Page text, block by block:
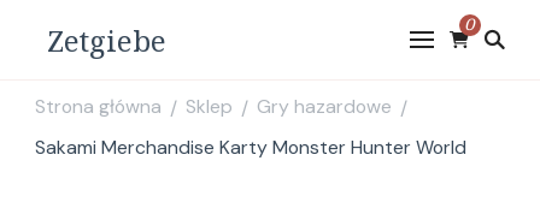
Zetgiebe 0
Strona główna / Sklep / Gry hazardowe /
Sakami Merchandise Karty Monster Hunter World